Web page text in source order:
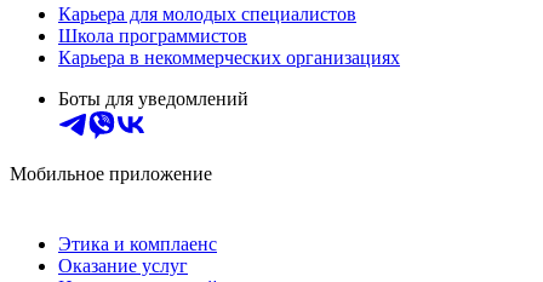
Карьера для молодых специалистов
Школа программистов
Карьера в некоммерческих организациях
Боты для уведомлений
Мобильное приложение
Этика и комплаенс
Оказание услуг